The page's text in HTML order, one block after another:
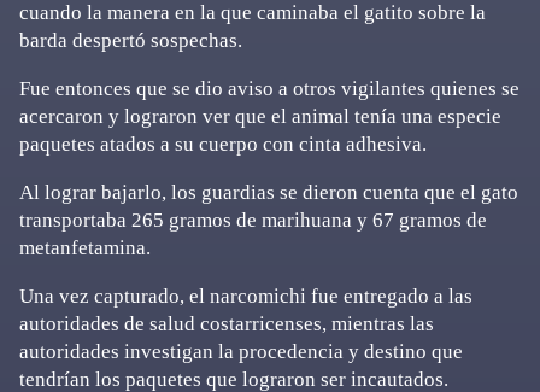
cuando la manera en la que caminaba el gatito sobre la
barda despertó sospechas.
Fue entonces que se dio aviso a otros vigilantes quienes se
acercaron y lograron ver que el animal tenía una especie
paquetes atados a su cuerpo con cinta adhesiva.
Al lograr bajarlo, los guardias se dieron cuenta que el gato
transportaba 265 gramos de marihuana y 67 gramos de
metanfetamina.
Una vez capturado, el narcomichi fue entregado a las
autoridades de salud costarricenses, mientras las
autoridades investigan la procedencia y destino que
tendrían los paquetes que lograron ser incautados.